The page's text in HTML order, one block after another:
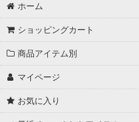
ホーム
ショッピングカート
商品アイテム別
マイページ
お気に入り